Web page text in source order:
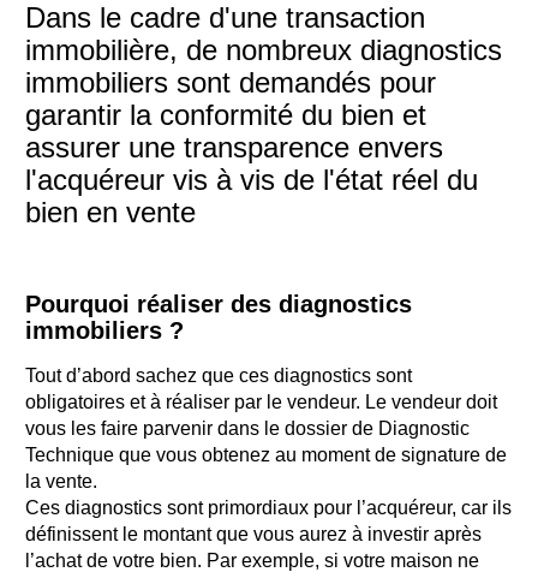
Dans le cadre d'une transaction
immobilière, de nombreux diagnostics
immobiliers sont demandés pour
garantir la conformité du bien et
assurer une transparence envers
l'acquéreur vis à vis de l'état réel du
bien en vente
Pourquoi réaliser des diagnostics
immobiliers ?
Tout d’abord sachez que ces diagnostics sont
obligatoires et à réaliser par le vendeur. Le vendeur doit
vous les faire parvenir dans le dossier de Diagnostic
Technique que vous obtenez au moment de signature de
la vente.
Ces diagnostics sont primordiaux pour l’acquéreur, car ils
définissent le montant que vous aurez à investir après
l’achat de votre bien. Par exemple, si votre maison ne